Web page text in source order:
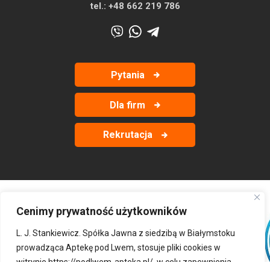
Cenimy prywatność użytkowników
L. J. Stankiewicz. Spółka Jawna z siedzibą w Białymstoku
prowadząca Aptekę pod Lwem, stosuje pliki cookies w
tel.: +48 662 219 786
Pytania
Dla firm
Rekrutacja
‹